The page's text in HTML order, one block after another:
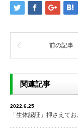
前の記事
関連記事
2022.6.25
「生体認証」押さえて